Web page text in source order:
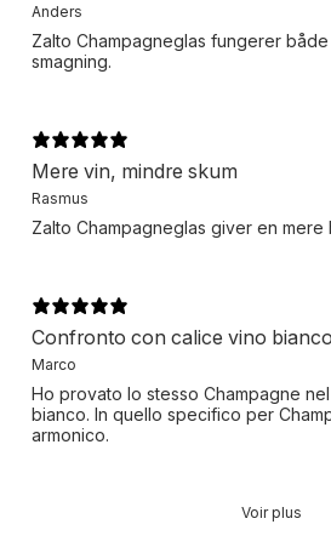
Anders
Zalto Champagneglas fungerer
smagning.
Mere vin, mindre skum
Rasmus
Zalto Champagneglas giver en
Confronto con calice vino bianco
Marco
Ho provato lo stesso Champagne
bianco. In quello specifico per
armonico.
Voir plus